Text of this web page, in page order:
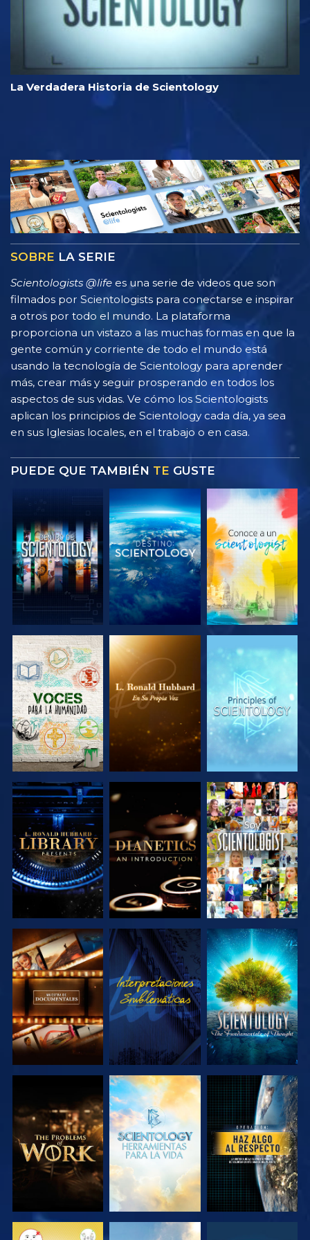
La Verdadera Historia de Scientology
SOBRE LA SERIE
Scientologists @life es una serie de videos que son
filmados por Scientologists para conectarse e inspirar
a otros por todo el mundo. La plataforma
proporciona un vistazo a las muchas formas en que la
gente común y corriente de todo el mundo está
usando la tecnología de Scientology para aprender
más, crear más y seguir prosperando en todos los
aspectos de sus vidas. Ve cómo los Scientologists
aplican los principios de Scientology cada día, ya sea
en sus Iglesias locales, en el trabajo o en casa.
PUEDE QUE TAMBIÉN TE GUSTE
EXPLORA LAS
SERIES
EXPLORA LAS
SERIES
EXPLORA LAS
SERIES
EXPLORA LAS
SERIES
EXPLORA LAS
SERIES
VE
EXPLORA LAS
SERIES
VE
EXPLORA LAS
SERIES
EXPLORA LAS
SERIES
EXPLORA LAS
SERIES
VE